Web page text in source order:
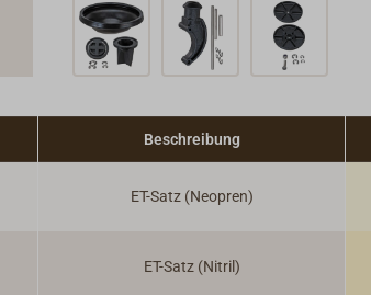
Beschreibung
ET-Satz (Neopren)
ET-Satz (Nitril)